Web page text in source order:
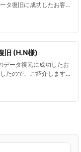
タ復旧に成功したお客様
で、ご紹介します。
たSDカードのデータ復
旧 (H.N様)
データ復元に成功したお
たので、ご紹介します。
EOS お願いして良
できなくて残念でし